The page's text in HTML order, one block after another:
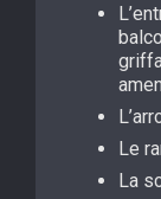
Le
La